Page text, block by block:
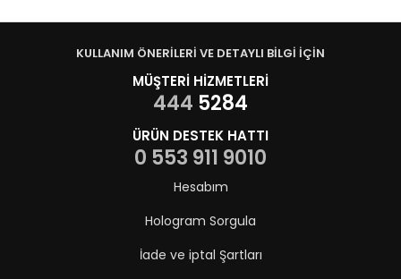
KULLANIM ÖNERİLERİ VE DETAYLI BİLGİ İÇİN
MÜŞTERİ HİZMETLERİ
444 5284
ÜRÜN DESTEK HATTI
0 553 911 9010
Hesabım
Hologram Sorgula
İade ve iptal Şartları